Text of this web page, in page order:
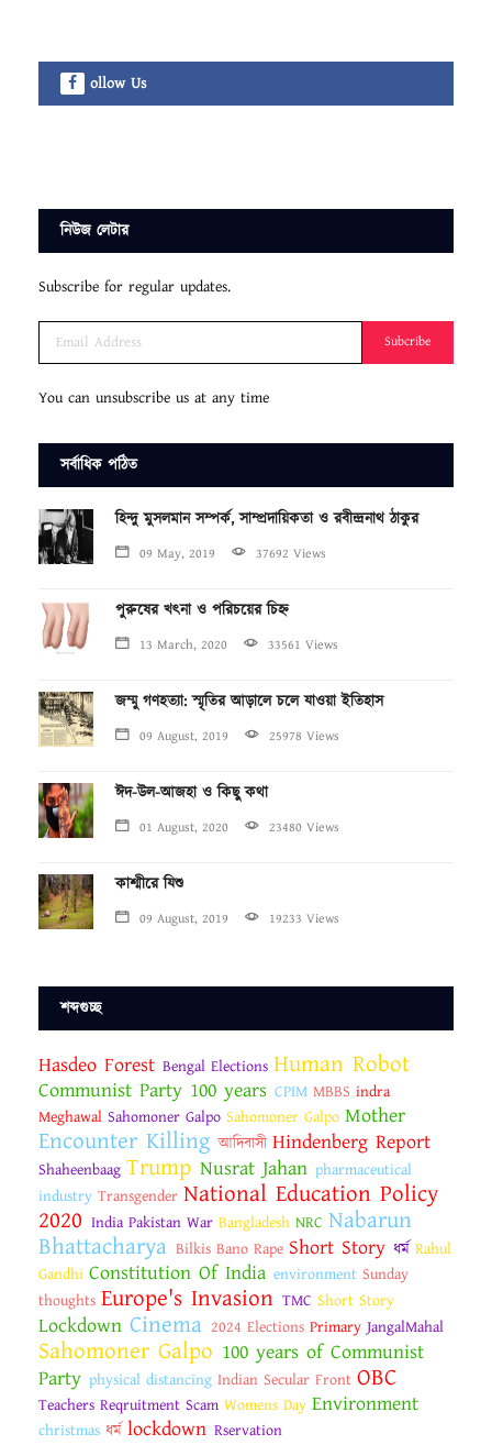
ollow Us
নিউজ লেটার
Subscribe for regular updates.
Subcribe
You can unsubscribe us at any time
সর্বাধিক পঠিত
হিন্দু মুসলমান সম্পর্ক, সাম্প্রদায়িকতা ও রবীন্দ্রনাথ ঠাকুর
09 May, 2019 37692 Views
পুরুষের খৎনা ও পরিচয়ের চিহ্ন
13 March, 2020 33561 Views
জম্মু গণহত্যা: স্মৃতির আড়ালে চলে যাওয়া ইতিহাস
09 August, 2019 25978 Views
ঈদ-উল-আজহা ও কিছু কথা
01 August, 2020 23480 Views
কাশ্মীরে যিশু
09 August, 2019 19233 Views
শব্দগুচ্ছ
Hasdeo Forest Bengal Elections Human Robot
Communist Party 100 years CPIM MBBS indra
Meghawal Sahomoner Galpo Sahomoner Galpo Mother
Encounter Killing আদিবাসী Hindenberg Report
Shaheenbaag Trump Nusrat Jahan pharmaceutical
industry Transgender National Education Policy
2020 India Pakistan War Bangladesh NRC Nabarun
Bhattacharya Bilkis Bano Rape Short Story ধর্ম Rahul
Gandhi Constitution Of India environment Sunday
thoughts Europe's Invasion TMC Short Story
Lockdown Cinema 2024 Elections PrimaryJangalMahal
Sahomoner Galpo 100 years of Communist
Party physical distancing Indian Secular Front OBC
Teachers Reqruitment Scam Womens Day Environment
christmas ধর্ম lockdown Rservation